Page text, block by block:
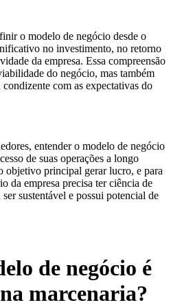
o modelo de negócio desde o
no investimento, no retorno
da empresa. Essa compreensão
do negócio, mas também
com as expectativas do
entender o modelo de negócio
de suas operações a longo
objetivo principal gerar lucro, e para
da empresa precisa ter ciência de
sustentável e possui potencial de
de negócio é
marcenaria?